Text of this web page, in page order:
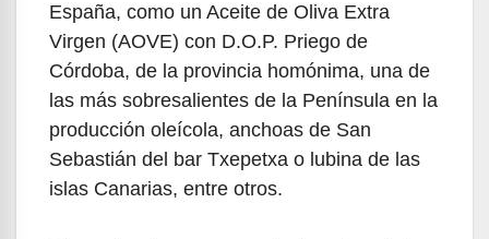
España, como un Aceite de Oliva Extra
Virgen (AOVE) con D.O.P. Priego de
Córdoba, de la provincia homónima, una de
las más sobresalientes de la Península en la
producción oleícola, anchoas de San
Sebastián del bar Txepetxa o lubina de las
islas Canarias, entre otros.